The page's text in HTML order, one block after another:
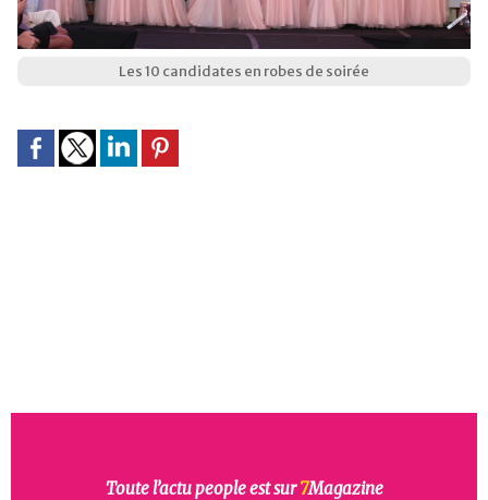
Les 10 candidates en robes de soirée
Toute l’actu people est sur7Magazine